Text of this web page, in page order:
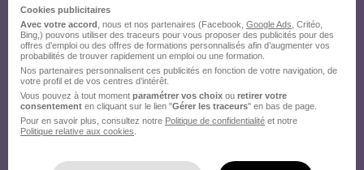
Cookies publicitaires
Avec votre accord , nous et nos partenaires (Facebook, Google Ads , Critéo,
Bing,) pouvons utiliser des traceurs pour vous proposer des publicités pour des
offres d’emploi ou des offres de formations personnalisés afin d’augmenter vos
probabilités de trouver rapidement un emploi ou une formation.
Nos partenaires personnalisent ces publicités en fonction de votre navigation, de
votre profil et de vos centres d’intérêt.
Vous pouvez à tout moment paramétrer vos choix ou retirer votre
consentement en cliquant sur le lien "Gérer les traceurs" en bas de page.
Pour en savoir plus, consultez notre Politique de confidentialité et notre
Politique relative aux cookies